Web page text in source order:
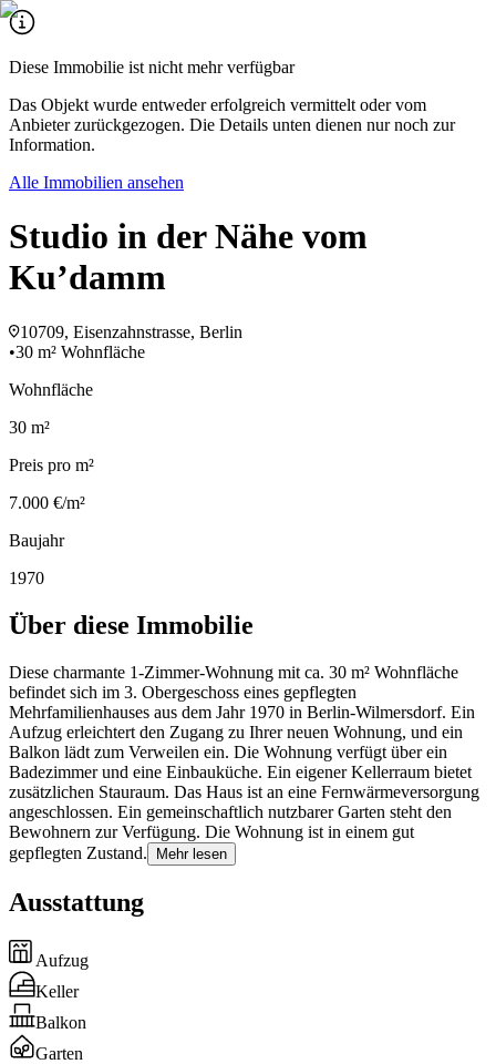
Diese Immobilie ist nicht mehr verfügbar
Das Objekt wurde entweder erfolgreich vermittelt oder vom
Anbieter zurückgezogen. Die Details unten dienen nur noch zur
Information.
Alle Immobilien ansehen
Studio in der Nähe vom
Ku’damm
10709, Eisenzahnstrasse, Berlin
•30 m² Wohnfläche
Wohnfläche
30 m²
Preis pro m²
7.000 €/m²
Baujahr
1970
Über diese Immobilie
Diese charmante 1-Zimmer-Wohnung mit ca. 30 m² Wohnfläche
befindet sich im 3. Obergeschoss eines gepflegten
Mehrfamilienhauses aus dem Jahr 1970 in Berlin-Wilmersdorf. Ein
Aufzug erleichtert den Zugang zu Ihrer neuen Wohnung, und ein
Balkon lädt zum Verweilen ein. Die Wohnung verfügt über ein
Badezimmer und eine Einbauküche. Ein eigener Kellerraum bietet
zusätzlichen Stauraum. Das Haus ist an eine Fernwärmeversorgung
angeschlossen. Ein gemeinschaftlich nutzbarer Garten steht den
Bewohnern zur Verfügung. Die Wohnung ist in einem gut
gepflegten Zustand.
Mehr lesen
Ausstattung
Aufzug
Keller
Balkon
Garten